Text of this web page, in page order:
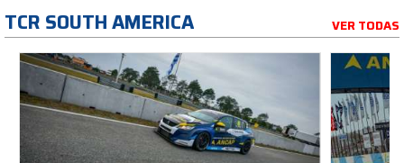
TCR SOUTH AMERICA VER TODAS